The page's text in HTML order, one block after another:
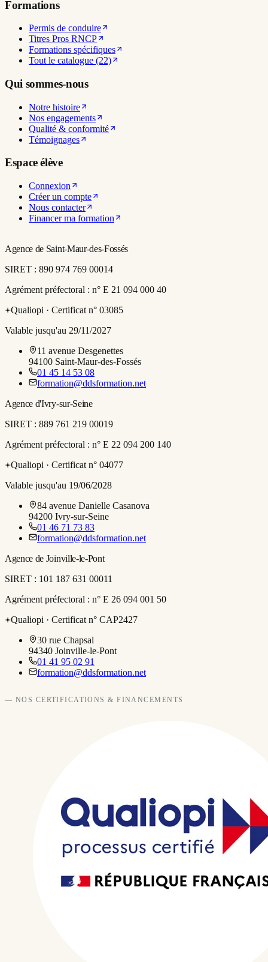
Formations
Permis de conduire
Titres Pros RNCP
Formations spécifiques
Tout le catalogue (22)
Qui sommes-nous
Notre histoire
Nos engagements
Qualité & conformité
Témoignages
Espace élève
Connexion
Créer un compte
Nous contacter
Financer ma formation
Agence de Saint-Maur-des-Fossés
SIRET : 890 974 769 00014
Agrément préfectoral : n° E 21 094 000 40
Qualiopi · Certificat n° 03085
Valable jusqu'au 29/11/2027
11 avenue Desgenettes
94100 Saint-Maur-des-Fossés
01 45 14 53 08
formation@ddsformation.net
Agence d'Ivry-sur-Seine
SIRET : 889 761 219 00019
Agrément préfectoral : n° E 22 094 200 140
Qualiopi · Certificat n° 04077
Valable jusqu'au 19/06/2028
84 avenue Danielle Casanova
94200 Ivry-sur-Seine
01 46 71 73 83
formation@ddsformation.net
Agence de Joinville-le-Pont
SIRET : 101 187 631 00011
Agrément préfectoral : n° E 26 094 001 50
Qualiopi · Certificat n° CAP2427
30 rue Chapsal
94340 Joinville-le-Pont
01 41 95 02 91
formation@ddsformation.net
— NOS CERTIFICATIONS & FINANCEMENTS